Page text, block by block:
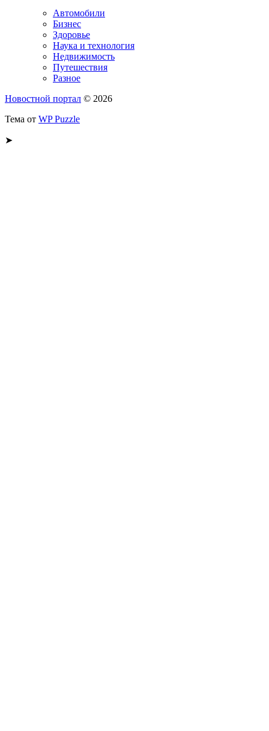
Автомобили
Бизнес
Здоровье
Наука и технология
Недвижимость
Путешествия
Разное
Новостной портал © 2026
Тема от WP Puzzle
➤